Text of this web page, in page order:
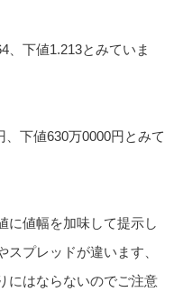
、下値1.213とみていま
、下値630万0000円とみて
に値幅を加味して提示し
プレッドが違います、
にはならないのでご注意